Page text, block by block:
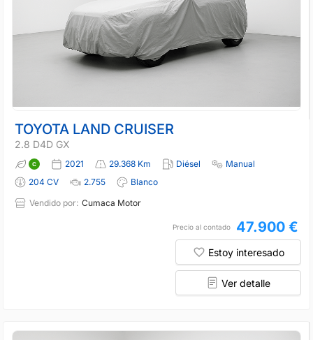
TOYOTA LAND CRUISER
2.8 D4D GX
2021 29.368 Km Diésel
Manual
204 CV
2.755
Blanco
Vendido por: Cumaca Motor
Precio al contado 47.900 €
Estoy interesado
Ver detalle